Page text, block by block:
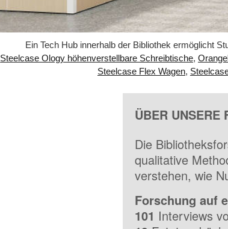
Ein Tech Hub innerhalb der Bibliothek ermöglicht
Steelcase Ology höhenverstellbare Schreibtische,
Steelcase Flex Wagen,
ÜBER UNSERE
Die
qualitative
verstehen, wie
Forschung auf
101 Interviews